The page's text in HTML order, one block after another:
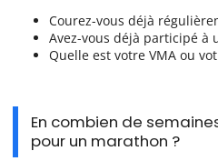
Courez-vous déjà
Avez-vous déjà participé à
Quelle est votre VMA ou
En combien de
pour un marathon ?